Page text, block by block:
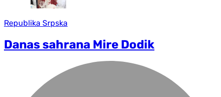
Republika Srpska
Danas sahrana Mire Dodik